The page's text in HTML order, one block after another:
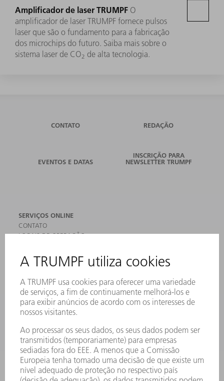
Amplificador de laser TRUMPF O
amplificador de laser TRUMPF fornece pulsos
laser que são o fundamento para a fabricação
dos microchips do futuro. Saiba mais sobre o
sistema laser de CO2 de alta tecnologia.
CONTATO REDAÇÃO
EVENTOS E DATAS
INSCRIÇÃO PARA
NEWSLETTER TRUMPF
SERVIÇOS ONLINE
CONTATO
LOCAIS DE OPERAÇÃO
ASSINATURA DA NEWSLETTER
FICHAS DE DADOS DE SEGURANÇA
MÁQUINAS & SISTEMAS
LASER
ELETRÔNICA DE POTÊNCIA
FERRAMENTAS ELÉTRICAS
SMART FACTORY
SOFTWARE
SERVIÇOS
APLICAÇÕES
SETORES
EMPRESA